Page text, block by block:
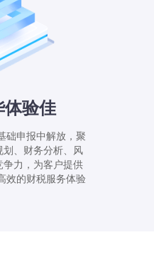
体验佳
础申报中解放，聚
、财务分析、风
争力，为客户提供
效的财税服务体验